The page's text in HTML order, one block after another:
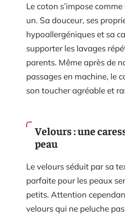
Le coton s’impose
un. Sa douceur, ses
hypoallergéniques et sa
supporter les lavages
parents. Même après de
passages en machine, le
son toucher agréable et
Velours : une
peau
Le velours séduit par sa
parfaite pour les peaux
petits. Attention
velours qui ne peluche